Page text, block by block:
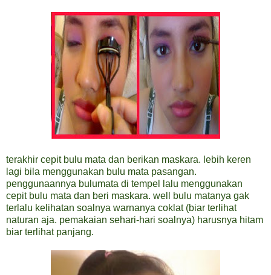
terakhir cepit bulu mata dan berikan maskara. lebih keren
lagi bila menggunakan bulu mata pasangan.
penggunaannya bulumata di tempel lalu menggunakan
cepit bulu mata dan beri maskara. well bulu matanya gak
terlalu kelihatan soalnya warnanya coklat (biar terlihat
naturan aja. pemakaian sehari-hari soalnya) harusnya hitam
biar terlihat panjang.